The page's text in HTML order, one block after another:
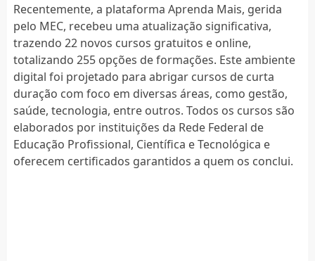
Recentemente, a plataforma Aprenda Mais, gerida
pelo MEC, recebeu uma atualização significativa,
trazendo 22 novos cursos gratuitos e online,
totalizando 255 opções de formações. Este ambiente
digital foi projetado para abrigar cursos de curta
duração com foco em diversas áreas, como gestão,
saúde, tecnologia, entre outros. Todos os cursos são
elaborados por instituições da Rede Federal de
Educação Profissional, Científica e Tecnológica e
oferecem certificados garantidos a quem os conclui.